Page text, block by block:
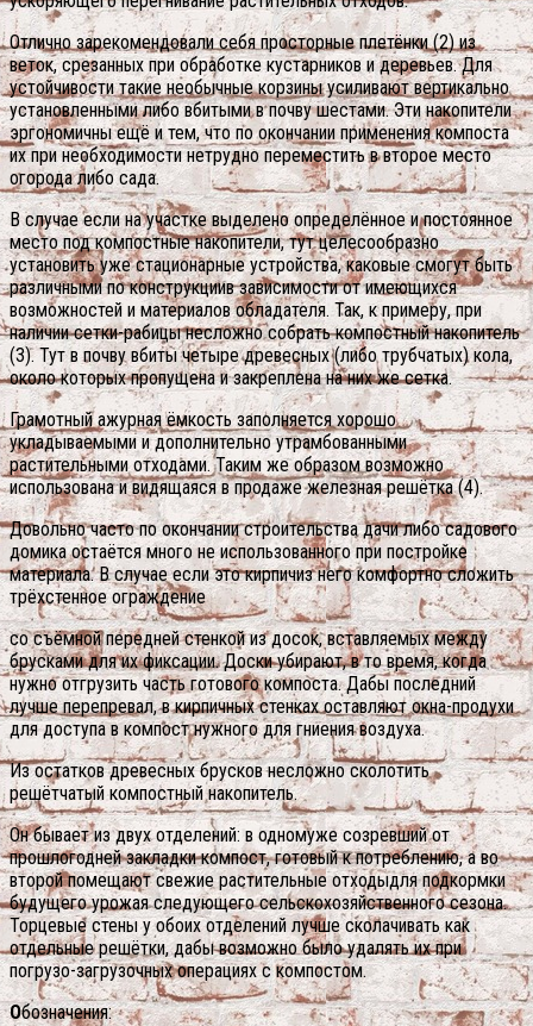
Отлично зарекомендовали себя просторные плетёнки (2) из
веток, срезанных при обработке кустарников и деревьев. Для
устойчивости такие необычные корзины усиливают вертикально
установленными либо вбитыми в почву шестами. Эти накопители
эргономичны ещё и тем, что по окончании применения компоста
их при необходимости нетрудно переместить в второе место
огорода либо сада.
В случае если на участке выделено определённое и постоянное
место под компостные накопители, тут целесообразно
установить уже стационарные устройства, каковые смогут быть
различными по конструкциив зависимости от имеющихся
возможностей и материалов обладателя. Так, к примеру, при
наличии сетки-рабицы несложно собрать компостный накопитель
(3). Тут в почву вбиты четыре древесных (либо трубчатых) кола,
около которых пропущена и закреплена на них же сетка.
Грамотный ажурная ёмкость заполняется хорошо
укладываемыми и дополнительно утрамбованными
растительными отходами. Таким же образом возможно
использована и видящаяся в продаже железная решётка (4).
Довольно часто по окончании строительства дачи либо садового
домика остаётся много не использованного при постройке
материала. В случае если это кирпичиз него комфортно сложить
трёхстенное ограждение
со съёмной передней стенкой из досок, вставляемых между
брусками для их фиксации. Доски убирают, в то время, когда
нужно отгрузить часть готового компоста. Дабы последний
лучше перепревал, в кирпичных стенках оставляют окна-продухи
для доступа в компост нужного для гниения воздуха.
Из остатков древесных брусков несложно сколотить
решётчатый компостный накопитель.
Он бывает из двух отделений: в одномуже созревший от
прошлогодней закладки компост, готовый к потреблению, а во
второй помещают свежие растительные отходыдля подкормки
будущего урожая следующего сельскохозяйственного сезона.
Торцевые стены у обоих отделений лучше сколачивать как
отдельные решётки, дабы возможно было удалять их при
погрузо-загрузочных операциях с компостом.
Обозначения: